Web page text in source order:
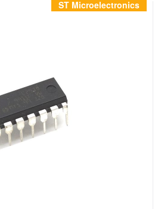
Услуги
ST Microelectronics